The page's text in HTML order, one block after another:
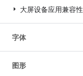
大屏设备应用兼容性
字体
图形